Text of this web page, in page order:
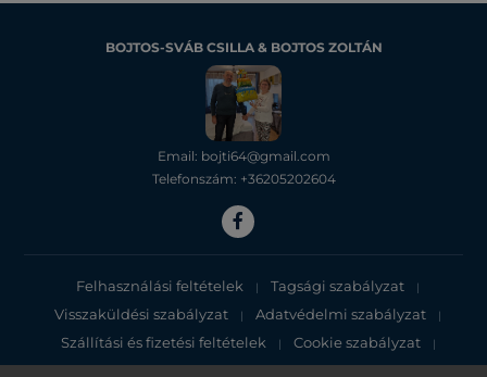
BOJTOS-SVÁB CSILLA & BOJTOS ZOLTÁN
Email: bojti64@gmail.com
Telefonszám: +36205202604
Felhasználási feltételek | Tagsági szabályzat |
Visszaküldési szabályzat | Adatvédelmi szabályzat |
Szállítási és fizetési feltételek | Cookie szabályzat |
Adatvédelmi tájékoztató